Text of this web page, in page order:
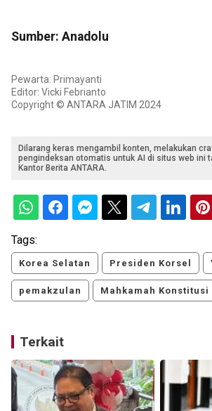
Sumber: Anadolu
Pewarta: Primayanti
Editor: Vicki Febrianto
Copyright © ANTARA JATIM 2024
Dilarang keras mengambil konten, melakukan
pengindeksan otomatis untuk AI di situs web ini
Kantor Berita ANTARA.
Tags:
Korea Selatan Presiden Korsel
pemakzulan Mahkamah Konstitusi
Terkait